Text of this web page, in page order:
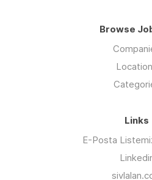
Browse
Links
E-Posta